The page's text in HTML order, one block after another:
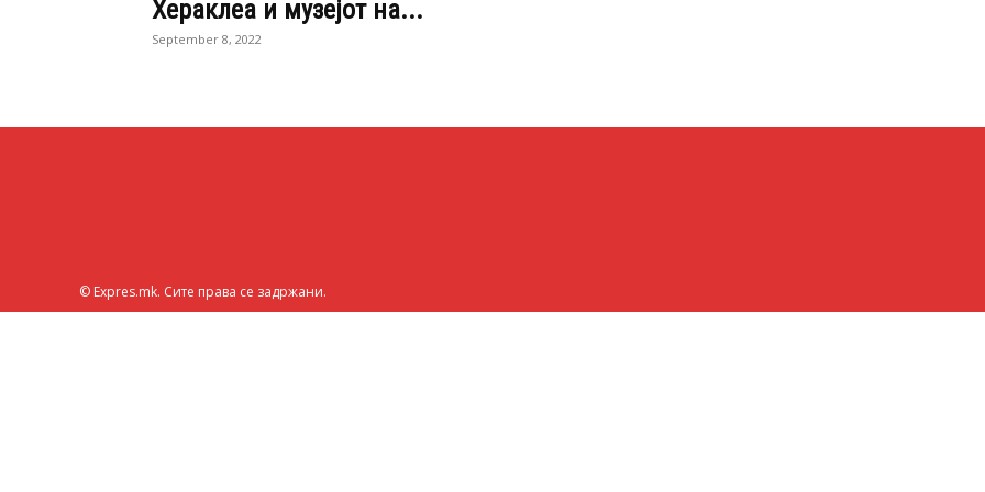
Хераклеа и музејот на...
September 8, 2022
© Expres.mk. Сите права се задржани.